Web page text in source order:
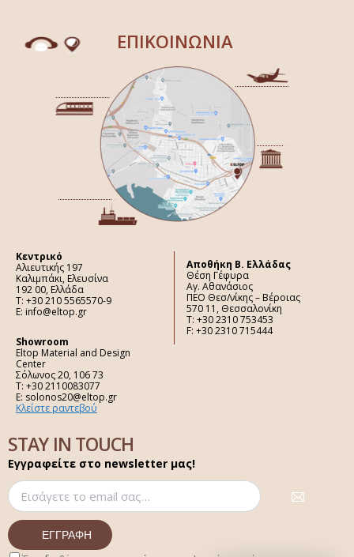
ΕΠΙΚΟΙΝΩΝΙΑ
Κεντρικό
Αλιευτικής 197
Καλιμπάκι, Ελευσίνα
192 00, Ελλάδα
Τ: +30 210 5565570-9
E: info@eltop.gr
Showroom
Eltop Material and Design
Center
Σόλωνος 20, 106 73
Τ: +30 2110083077
E: solonos20@eltop.gr
Κλείστε ραντεβού
Aποθήκη Β. Ελλάδας
Θέση Γέφυρα
Αγ. Αθανάσιος
ΠΕΟ Θεσ/νίκης – Βέροιας
570 11, Θεσσαλονίκη
Τ: +30 2310 753453
F: +30 2310 715444
STAY IN TOUCH
Εγγραφείτε στο newsletter μας!